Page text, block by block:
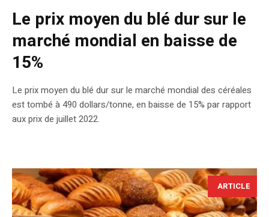
Le prix moyen du blé dur sur le
marché mondial en baisse de
15%
Le prix moyen du blé dur sur le marché mondial des céréales
est tombé à 490 dollars/tonne, en baisse de 15% par rapport
aux prix de juillet 2022.
ARTICLE